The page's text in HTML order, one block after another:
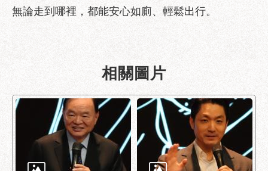
服
務
常
答
無論走到哪裡，都能安心如廁、輕鬆出行。
相關圖片